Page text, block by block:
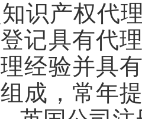
识产权代
记具有代
经验并具
成，常年